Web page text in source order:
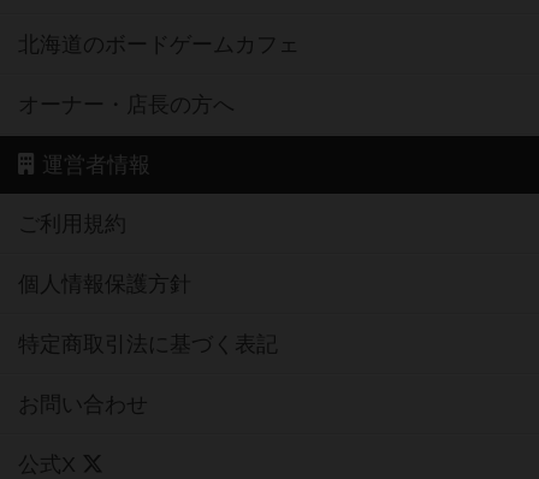
北海道のボードゲームカフェ
オーナー・店長の方へ
運営者情報
ご利用規約
個人情報保護方針
特定商取引法に基づく表記
お問い合わせ
公式X